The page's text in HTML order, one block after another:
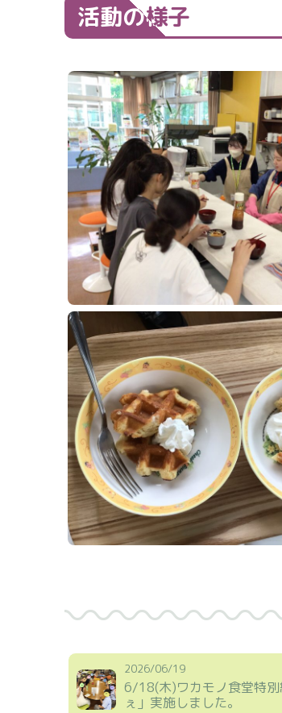
活動の様子
2026/06/19
6/18(木)ワカモノ食堂特別
ぇ」実施しました。